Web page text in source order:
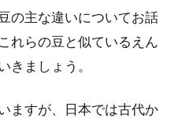
炊き方をご紹介
いうことになると、土鍋や圧力
す。...
の主な違いについてお話
れらの豆と似ているえん
きましょう。
ますが、日本では古代か